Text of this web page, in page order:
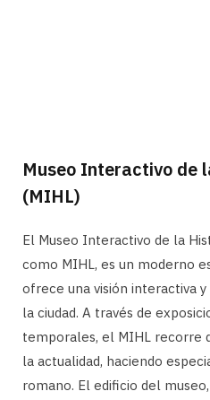
Museo Interactivo de
(MIHL)
El Museo Interactivo de la
como MIHL, es un moderno
ofrece una visión interactiva
la ciudad. A través de
temporales, el MIHL recorre
la actualidad, haciendo
romano. El edificio del